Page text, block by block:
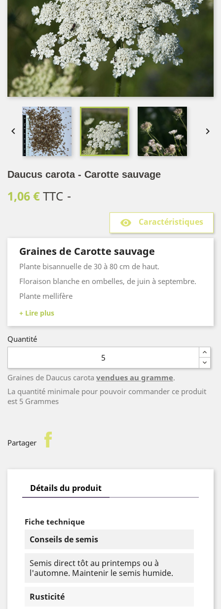
 
Daucus carota - Carotte sauvage
1,06 €TTC
remove_red_eye Caractéristiques
Graines de Carotte sauvage
Plante bisannuelle de 30 à 80 cm de haut.
Floraison blanche en ombelles, de juin à septembre.
Plante mellifère
Quantité
Graines de Daucus carota vendues au gramme.
La quantité minimale pour pouvoir commander ce produit
est 5 Grammes
Partager facebook
Détails du produit
Fiche technique
Conseils de semis
Semis direct tôt au printemps ou à
l'automne. Maintenir le semis humide.
Rusticité